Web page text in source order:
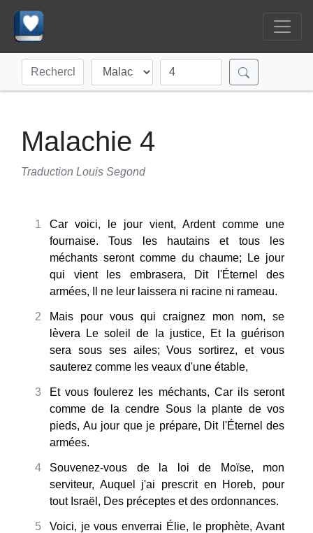
Malachie 4
Traduction Louis Segond
1
Car voici, le jour vient, Ardent comme une
fournaise. Tous les hautains et tous les
méchants seront comme du chaume; Le jour
qui vient les embrasera, Dit l'Éternel des
armées, Il ne leur laissera ni racine ni rameau.
2
Mais pour vous qui craignez mon nom, se
lèvera Le soleil de la justice, Et la guérison
sera sous ses ailes; Vous sortirez, et vous
sauterez comme les veaux d'une étable,
3
Et vous foulerez les méchants, Car ils seront
comme de la cendre Sous la plante de vos
pieds, Au jour que je prépare, Dit l'Éternel des
armées.
4
Souvenez-vous de la loi de Moïse, mon
serviteur, Auquel j'ai prescrit en Horeb, pour
tout Israël, Des préceptes et des ordonnances.
5
Voici, je vous enverrai Élie, le prophète, Avant